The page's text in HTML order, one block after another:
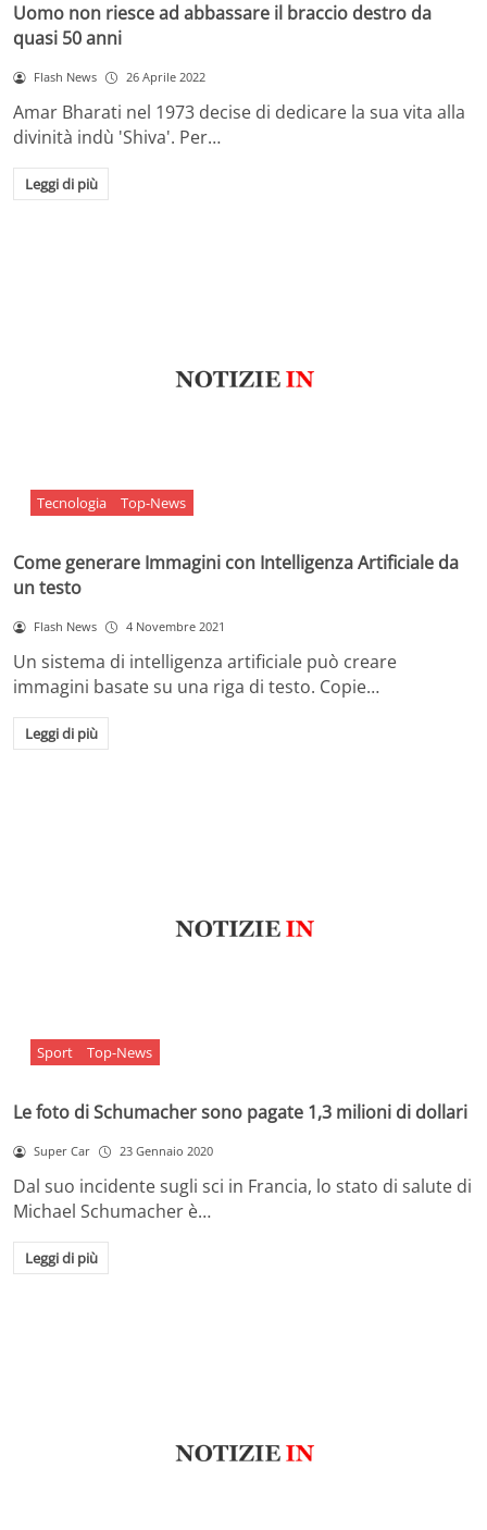
Uomo non riesce ad abbassare il braccio destro da
quasi 50 anni
Flash News 26 Aprile 2022
Amar Bharati nel 1973 decise di dedicare la sua vita alla
divinità indù 'Shiva'. Per…
Leggi di più
Tecnologia Top-News
Come generare Immagini con Intelligenza Artificiale da
un testo
Flash News 4 Novembre 2021
Un sistema di intelligenza artificiale può creare
immagini basate su una riga di testo. Copie…
Leggi di più
Sport Top-News
Le foto di Schumacher sono pagate 1,3 milioni di dollari
Super Car 23 Gennaio 2020
Dal suo incidente sugli sci in Francia, lo stato di salute di
Michael Schumacher è…
Leggi di più